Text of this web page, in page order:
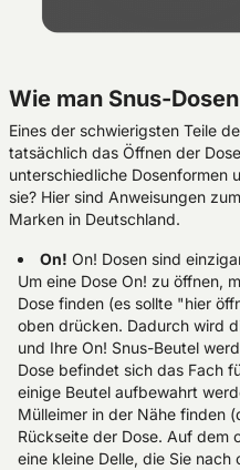
Wie man Snus-
Eines der schwierigsten Teile
tatsächlich das Öffnen der
unterschiedliche Dosenformen
sie? Hier sind Anweisungen
Marken in Deutschland.
On! On! Dosen sind
Um eine Dose On! zu öffnen,
Dose finden (es sollte "hier
oben drücken. Dadurch wird
und Ihre On! Snus-Beutel
Dose befindet sich das Fach
einige Beutel aufbewahrt
Mülleimer in der Nähe finden
Rückseite der Dose. Auf dem
eine kleine Delle, die Sie